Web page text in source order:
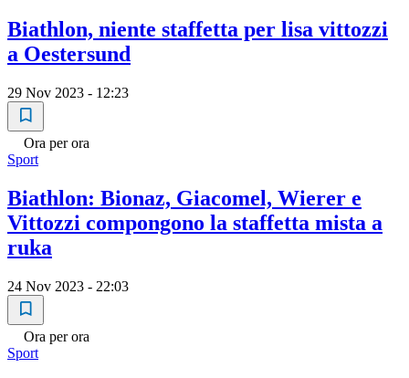
Biathlon, niente staffetta per lisa vittozzi
a Oestersund
29 Nov 2023 - 12:23
Ora per ora
Sport
Biathlon: Bionaz, Giacomel, Wierer e
Vittozzi compongono la staffetta mista a
ruka
24 Nov 2023 - 22:03
Ora per ora
Sport